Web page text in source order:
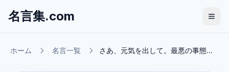
名言集.com
ホーム 名言一覧 さあ、元気を出して。最悪の事態...